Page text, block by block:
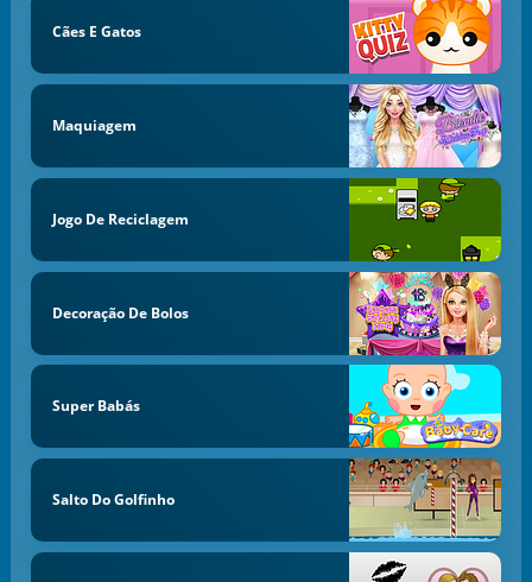
Cães E Gatos
Maquiagem
Jogo De Reciclagem
Decoração De Bolos
Super Babás
Salto Do Golfinho